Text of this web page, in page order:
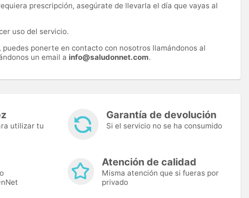
prescripción, asegúrate de llevarla el día que vayas al
uso del servicio.
ponerte en contacto con nosotros llamándonos al
un email a info@saludonnet.com.
utilizar tu
Garantía de devolución
Si el servicio no se ha consumido
Atención de calidad
Misma atención que si fueras por
privado